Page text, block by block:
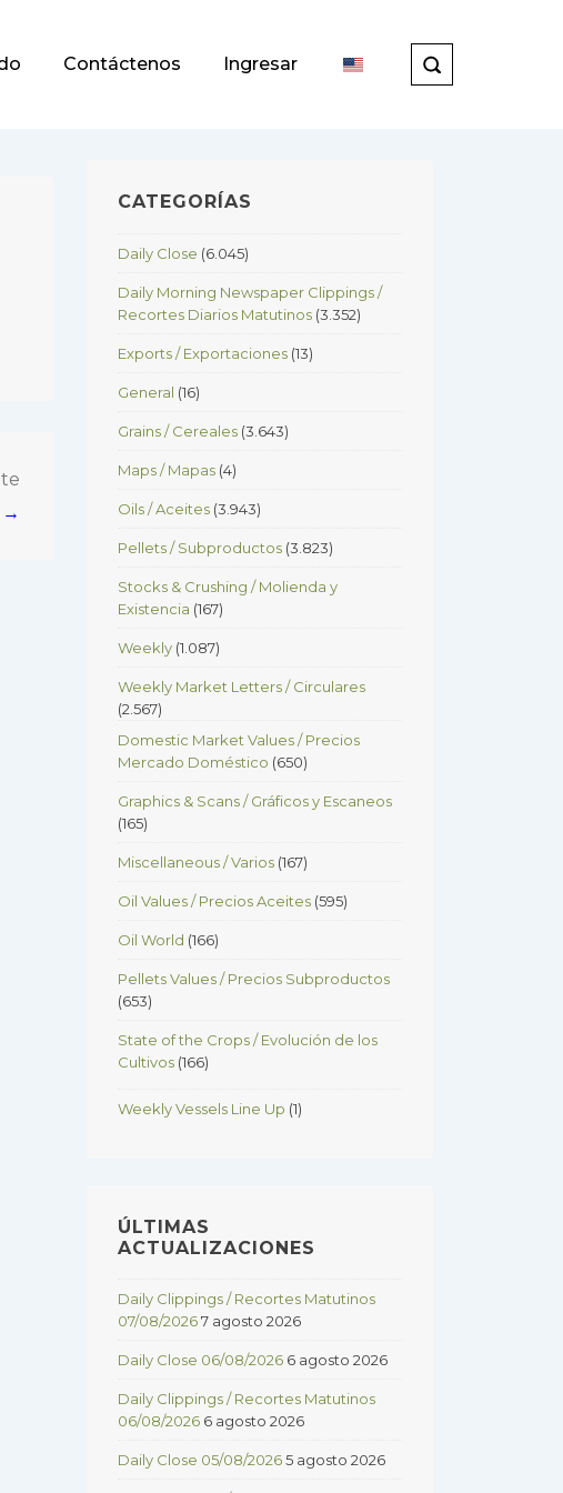
Contáctenos Ingresar
→
CATEGORÍAS
Daily Close (6.045)
Daily Morning Newspaper Clippings /
Recortes Diarios Matutinos (3.352)
Exports / Exportaciones (13)
General (16)
Grains / Cereales (3.643)
Maps / Mapas (4)
Oils / Aceites (3.943)
Pellets / Subproductos (3.823)
Stocks & Crushing / Molienda y
Existencia (167)
Weekly (1.087)
Weekly Market Letters / Circulares
(2.567)
Domestic Market Values / Precios
Mercado Doméstico (650)
Graphics & Scans / Gráficos y Escaneos
(165)
Miscellaneous / Varios (167)
Oil Values / Precios Aceites (595)
Oil World (166)
Pellets Values / Precios Subproductos
(653)
State of the Crops / Evolución de los
Cultivos (166)
Weekly Vessels Line Up (1)
ÚLTIMAS
ACTUALIZACIONES
Daily Clippings / Recortes Matutinos
07/08/20267 agosto 2026
Daily Close 06/08/2026 6 agosto 2026
Daily Clippings / Recortes Matutinos
06/08/2026 6 agosto 2026
Daily Close 05/08/20265 agosto 2026